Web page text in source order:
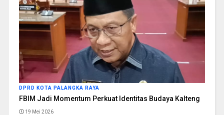
DPRD KOTA PALANGKA RAYA
FBIM Jadi Momentum Perkuat Identitas Budaya Kalteng
19 Mei 2026